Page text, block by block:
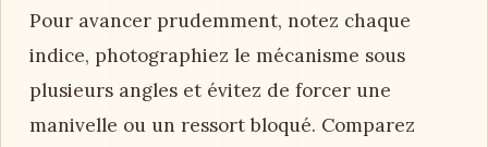
Pour avancer prudemment, notez chaque
indice, photographiez le mécanisme sous
plusieurs angles et évitez de forcer une
manivelle ou un ressort bloqué. Comparez